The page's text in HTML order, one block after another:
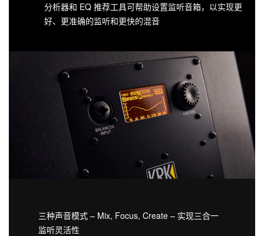
分析器和 EQ 推荐工具可帮助设置监听音箱，以实现更
好、更准确的监听和更快的混音
三种声音模式 – Mix, Focus, Create – 实现三合一
监听灵活性